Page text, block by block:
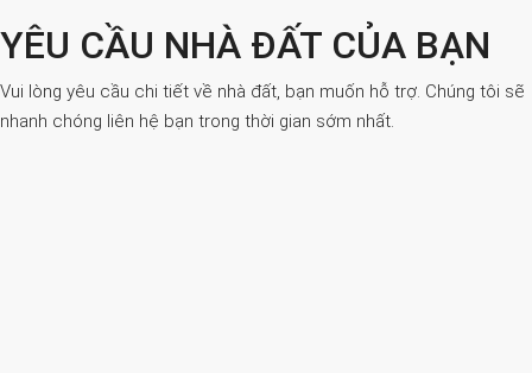
YÊU CẦU NHÀ ĐẤT CỦA BẠN
Vui lòng yêu cầu chi tiết về nhà đất, bạn muốn hỗ trợ. Chúng tôi sẽ
nhanh chóng liên hệ bạn trong thời gian sớm nhất.